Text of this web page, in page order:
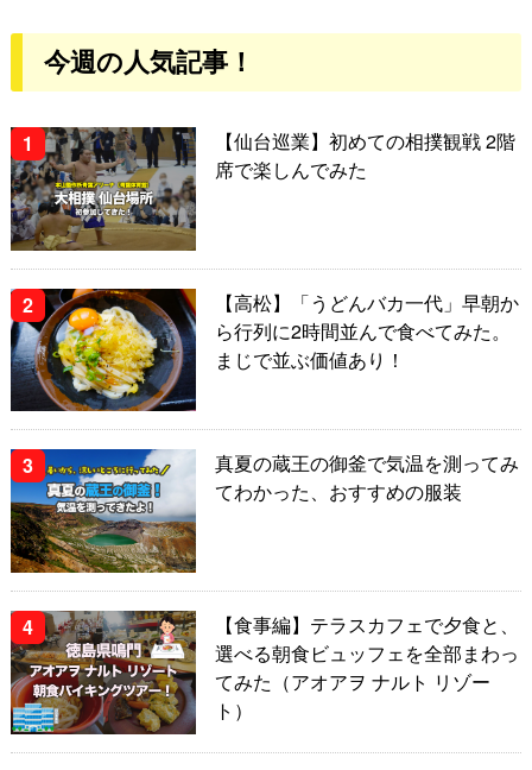
今週の人気記事！
【仙台巡業】初めての相撲観戦 2階
席で楽しんでみた
【高松】「うどんバカ一代」早朝か
ら行列に2時間並んで食べてみた。
まじで並ぶ価値あり！
真夏の蔵王の御釜で気温を測ってみ
てわかった、おすすめの服装
【食事編】テラスカフェで夕食と、
選べる朝食ビュッフェを全部まわっ
てみた（アオアヲ ナルト リゾー
ト）